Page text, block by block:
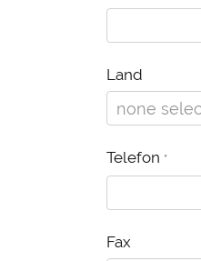
Land
Telefon *
Fax